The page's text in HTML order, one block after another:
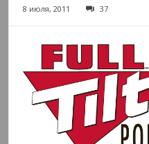
8 июля, 2011 37